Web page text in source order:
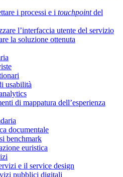
i processi e i touchpointdel
l’interfaccia utente del servizio
la soluzione ottenuta
usabilità
di mappatura dell’esperienza
documentale
benchmark
euristica
e il service design
pubblici digitali